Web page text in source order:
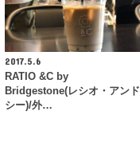
2017.5.6
RATIO &C by
Bridgestone(レシオ・アンド
シー)/外…